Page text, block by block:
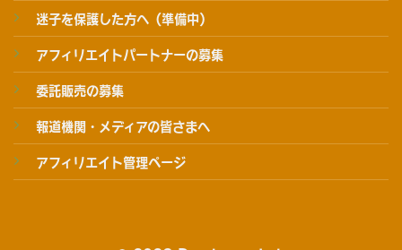
迷子を保護した方へ（準備中）
アフィリエイトパートナーの募集
委託販売の募集
報道機関・メディアの皆さまへ
アフィリエイト管理ページ